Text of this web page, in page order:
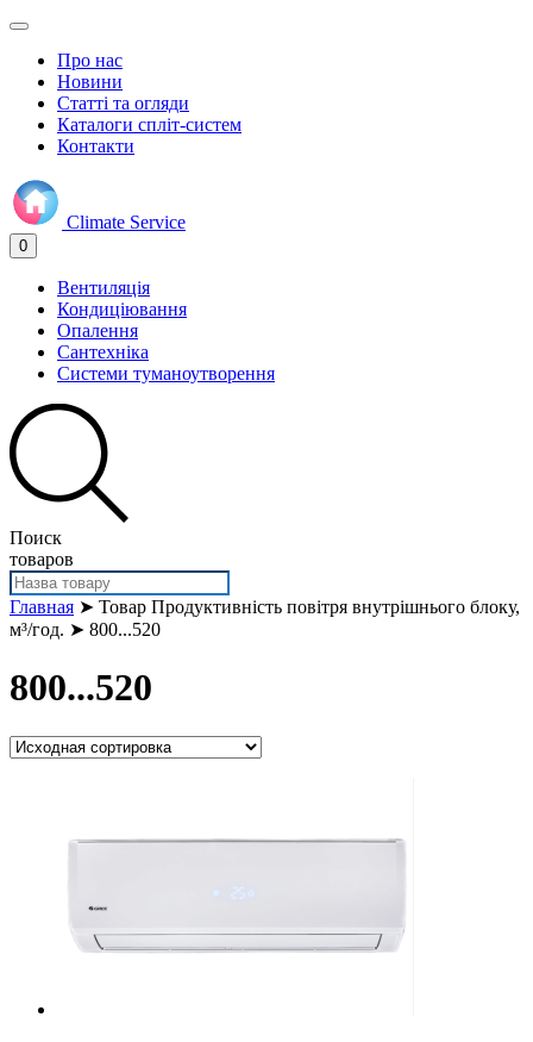
Про нас
Новини
Статті та огляди
Каталоги спліт-систем
Контакти
Climate Service
0
Вентиляція
Кондиціювання
Опалення
Сантехніка
Системи туманоутворення
Поиск
товаров
Главная ➤ Товар Продуктивність повітря внутрішнього блоку,
м³/год. ➤ 800...520
800...520